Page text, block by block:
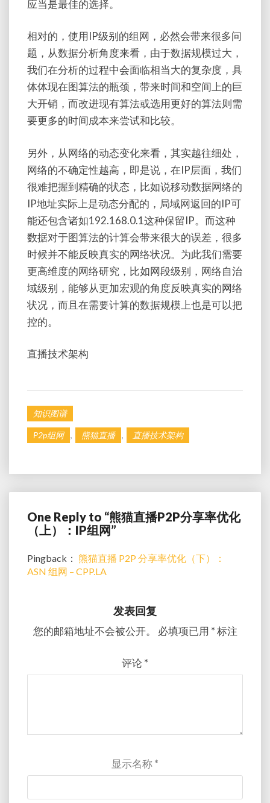
应当是最佳的选择。
相对的，使用IP级别的组网，必然会带来很多问
题，从数据分析角度来看，由于数据规模过大，
我们在分析的过程中会面临相当大的复杂度，具
体体现在图算法的瓶颈，带来时间和空间上的巨
大开销，而改进现有算法或选用更好的算法则需
要更多的时间成本来尝试和比较。
另外，从网络的动态变化来看，其实越往细处，
网络的不确定性越高，即是说，在IP层面，我们
很难把握到精确的状态，比如说移动数据网络的
IP地址实际上是动态分配的，局域网返回的IP可
能还包含诸如192.168.0.1这种保留IP。而这种
数据对于图算法的计算会带来很大的误差，很多
时候并不能反映真实的网络状况。为此我们需要
更高维度的网络研究，比如网段级别，网络自治
域级别，能够从更加宏观的角度反映真实的网络
状况，而且在需要计算的数据规模上也是可以把
控的。
直播技术架构
知识图谱
P2p组网 熊猫直播 直播技术架构
One Reply to “熊猫直播P2P分享率优化
（上）：IP组网”
Pingback： 熊猫直播 P2P 分享率优化（下）：
ASN 组网 – CPP.LA
发表回复
您的邮箱地址不会被公开。 必填项已用 *标注
评论 *
显示名称*